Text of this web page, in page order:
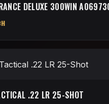
DELUXE 300WIN
.22 LR 25-SHOT